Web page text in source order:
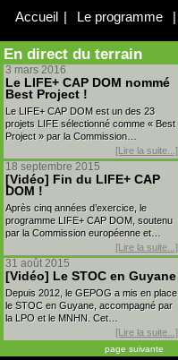
Accueil | Le programme |
En direct du terrain
3 mars 2016
Le LIFE+ CAP DOM nommé
Best Project !
Le LIFE+ CAP DOM est un des 23
projets LIFE sélectionné comme « Best
Project » par la Commission…
[Lire la suite...]
18 septembre 2015
[Vidéo] Fin du LIFE+ CAP
DOM !
Après cinq années d’exercice, le
programme LIFE+ CAP DOM, soutenu
par la Commission européenne et…
[Lire la suite...]
31 août 2015
[Vidéo] Le STOC en Guyane
Depuis 2012, le GEPOG a mis en place
le STOC en Guyane, accompagné par
la LPO et le MNHN. Cet…
[Lire la suite...]
page suivante